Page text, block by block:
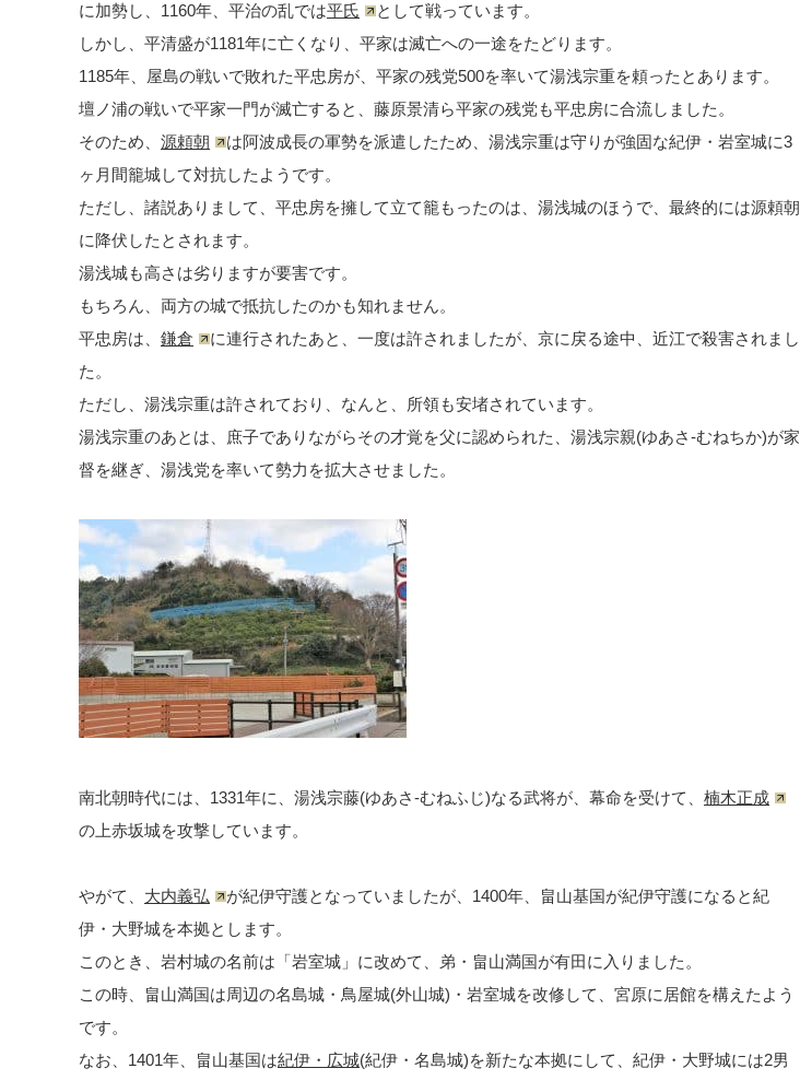
に加勢し、1160年、平治の乱では平氏
として戦っています。
しかし、平清盛が1181年に亡くなり、平家は滅亡への一途をたどります。
1185年、屋島の戦いで敗れた平忠房が、平家の残党500を率いて湯浅宗重を頼ったとあります。
壇ノ浦の戦いで平家一門が滅亡すると、藤原景清ら平家の残党も平忠房に合流しました。
そのため、 源頼朝
は阿波成長の軍勢を派遣したため、湯浅宗重は守りが強固な紀伊・岩室城に3
ヶ月間籠城して対抗したようです。
ただし、諸説ありまして、平忠房を擁して立て籠もったのは、湯浅城のほうで、最終的には源頼朝
に降伏したとされます。
湯浅城も高さは劣りますが要害です。
もちろん、両方の城で抵抗したのかも知れません。
平忠房は、 鎌倉
に連行されたあと、一度は許されましたが、京に戻る途中、近江で殺害されまし
た。
ただし、湯浅宗重は許されており、なんと、所領も安堵されています。
湯浅宗重のあとは、庶子でありながらその才覚を父に認められた、湯浅宗親(ゆあさ-むねちか)が家
督を継ぎ、湯浅党を率いて勢力を拡大させました。
南北朝時代には、1331年に、湯浅宗藤(ゆあさ-むねふじ)なる武将が、幕命を受けて、 楠木正成
の上赤坂城を攻撃しています。
やがて、 大内義弘
が紀伊守護となっていましたが、1400年、畠山基国が紀伊守護になると紀
伊・大野城を本拠とします。
このとき、岩村城の名前は「岩室城」に改めて、弟・畠山満国が有田に入りました。
この時、畠山満国は周辺の名島城・鳥屋城(外山城)・岩室城を改修して、宮原に居館を構えたよう
です。
なお、1401年、畠山基国は紀伊・広城(紀伊・名島城)を新たな本拠にして、紀伊・大野城には2男